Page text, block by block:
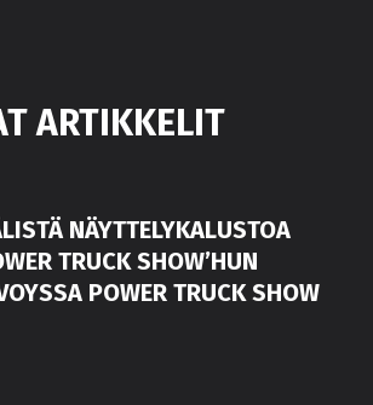
ARTIKKELIT
NÄYTTELYKALUSTOA
TRUCK SHOW’HUN
POWER TRUCK SHOW